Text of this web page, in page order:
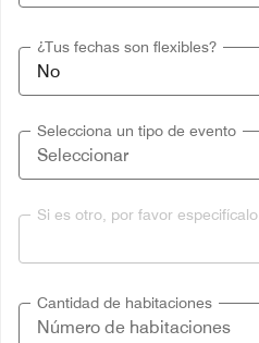
¿Tus fechas son flexibles?
Selecciona un tipo de evento
Si es otro, por favor especifícalo
Cantidad de habitaciones